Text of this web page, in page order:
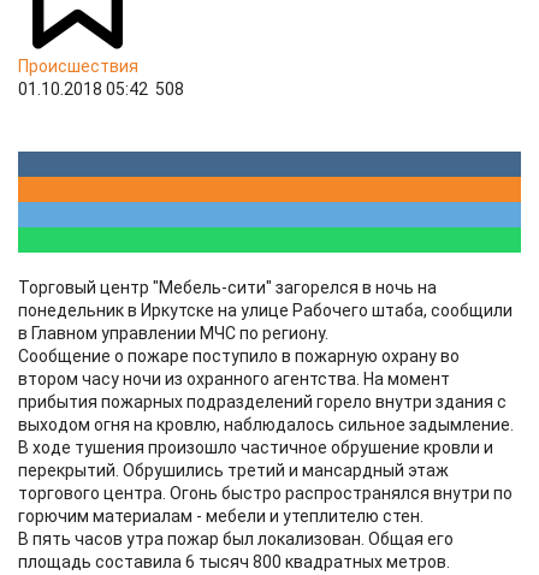
Происшествия
01.10.2018 05:42 508
Торговый центр "Мебель-сити" загорелся в ночь на
понедельник в Иркутске на улице Рабочего штаба, сообщили
в Главном управлении МЧС по региону.
Сообщение о пожаре поступило в пожарную охрану во
втором часу ночи из охранного агентства. На момент
прибытия пожарных подразделений горело внутри здания с
выходом огня на кровлю, наблюдалось сильное задымление.
В ходе тушения произошло частичное обрушение кровли и
перекрытий. Обрушились третий и мансардный этаж
торгового центра. Огонь быстро распространялся внутри по
горючим материалам - мебели и утеплителю стен.
В пять часов утра пожар был локализован. Общая его
площадь составила 6 тысяч 800 квадратных метров.